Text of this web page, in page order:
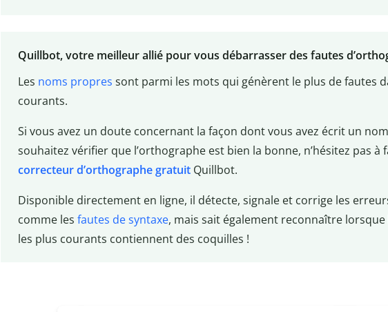
Quillbot, votre meilleur allié pour vous débarrasser des fautes
Les noms propres sont parmi les mots qui génèrent le plus de fautes
courants.
Si vous avez un doute concernant la façon dont vous avez écrit un
souhaitez vérifier que l’orthographe est bien la bonne, n’hésitez pas à
correcteur d’orthographe gratuitQuillbot.
Disponible directement en ligne, il détecte, signale et corrige les
comme les fautes de syntaxe, mais sait également reconnaître
les plus courants contiennent des coquilles !